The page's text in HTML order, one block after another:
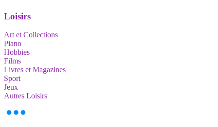
Loisirs
Art et Collections
Piano
Hobbies
Films
Livres et Magazines
Sport
Jeux
Autres Loisirs